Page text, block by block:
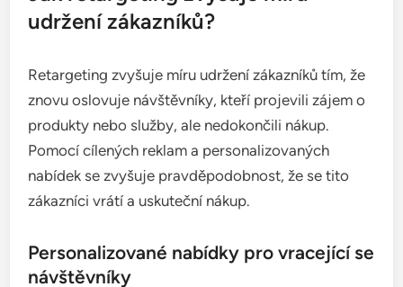
udržení zákazníků?
Retargeting zvyšuje míru udržení zákazníků tím, že
znovu oslovuje návštěvníky, kteří projevili zájem o
produkty nebo služby, ale nedokončili nákup.
Pomocí cílených reklam a personalizovaných
nabídek se zvyšuje pravděpodobnost, že se tito
zákazníci vrátí a uskuteční nákup.
Personalizované nabídky pro vracející se
návštěvníky